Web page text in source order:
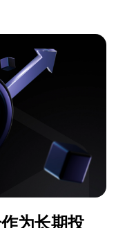
为长期投